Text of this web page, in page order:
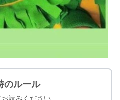
のルール
読みください。